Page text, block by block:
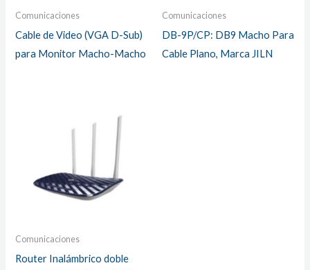
Comunicaciones
Cable de Video (VGA D-Sub)
para Monitor Macho-Macho
Comunicaciones
DB-9P/CP: DB9 Macho Para
Cable Plano, Marca JILN
Comunicaciones
Router Inalámbrico doble